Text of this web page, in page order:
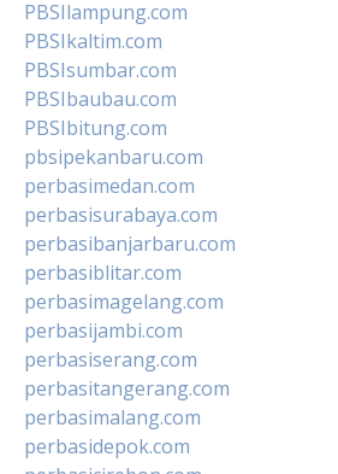
PBSIlampung.com
PBSIkaltim.com
PBSIsumbar.com
PBSIbaubau.com
PBSIbitung.com
pbsipekanbaru.com
perbasimedan.com
perbasisurabaya.com
perbasibanjarbaru.com
perbasiblitar.com
perbasimagelang.com
perbasijambi.com
perbasiserang.com
perbasitangerang.com
perbasimalang.com
perbasidepok.com